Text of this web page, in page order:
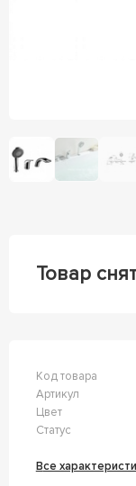
Товар
Код товара
Артикул
Цвет
Статус
Все